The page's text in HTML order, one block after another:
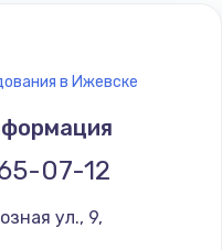
в Ижевске
07-12
ул., 9,